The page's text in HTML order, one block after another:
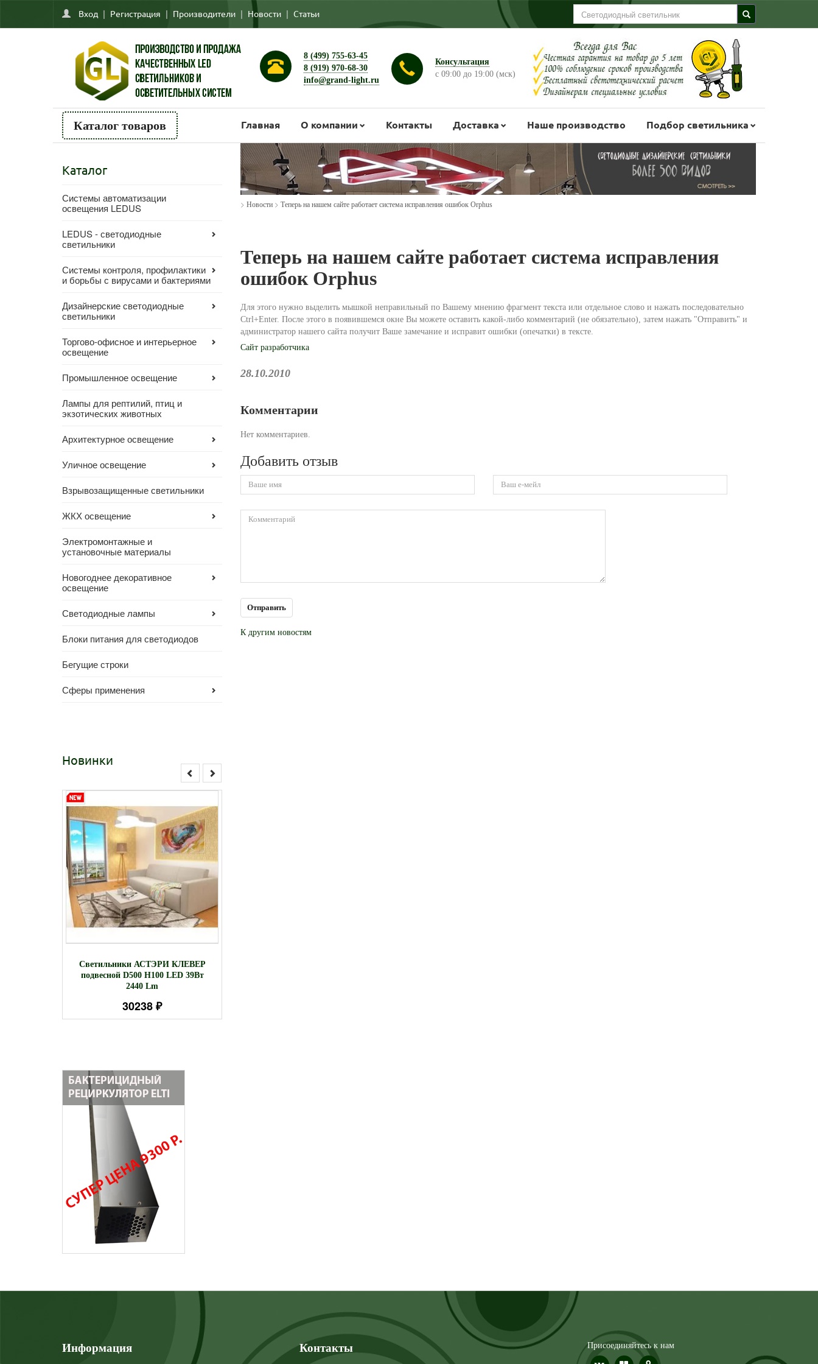
Вход | Регистрация | Производители | Новости | Статьи
8 (499) 755-63-45
8 (919) 970-68-30
info@grand-light.ru
Консультация
с 09:00 до 19:00 (мск)
Каталог товаров Главная О компании Контакты Доставка Наше производство Подбор светильника
Каталог
Системы автоматизации
освещения LEDUS
LEDUS - светодиодные
светильники
Системы контроля, профилактики
и борьбы с вирусами и бактериями
Дизайнерские светодиодные
светильники
Торгово-офисное и интерьерное
освещение
Промышленное освещение
Лампы для рептилий, птиц и
экзотических животных
Архитектурное освещение
Уличное освещение
Взрывозащищенные светильники
ЖКХ освещение
Электромонтажные и
установочные материалы
Новогоднее декоративное
освещение
Светодиодные лампы
Блоки питания для светодиодов
Бегущие строки
Сферы применения
Новинки
Светильники АСТЭРИ КЛЕВЕР
подвесной D500 H100 LED 39Вт
2440 Lm
30238 ₽
> Новости> Теперь на нашем сайте работает система исправления ошибок Orphus
Теперь на нашем сайте работает система исправления
ошибок Orphus
Для этого нужно выделить мышкой неправильный по Вашему мнению фрагмент текста или отдельное слово и нажать последовательно
Ctrl+Enter. После этого в появившемся окне Вы можете оставить какой-либо комментарий (не обязательно), затем нажать "Отправить" и
администратор нашего сайта получит Ваше замечание и исправит ошибки (опечатки) в тексте.
Сайт разработчика
28.10.2010
Комментарии
Нет комментариев.
Добавить отзыв
К другим новостям
Информация Контакты Присоединяйтесь к нам